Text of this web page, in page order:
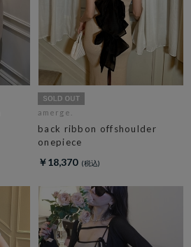
amerge.
back ribbon offshoulder
onepiece
￥18,370